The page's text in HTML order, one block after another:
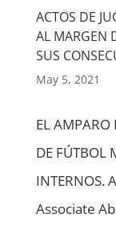
ACTOS DE
AL MARGEN
SUS
May 5, 2021
EL AMPARO
DE FÚTBOL
INTERNOS.
Associate